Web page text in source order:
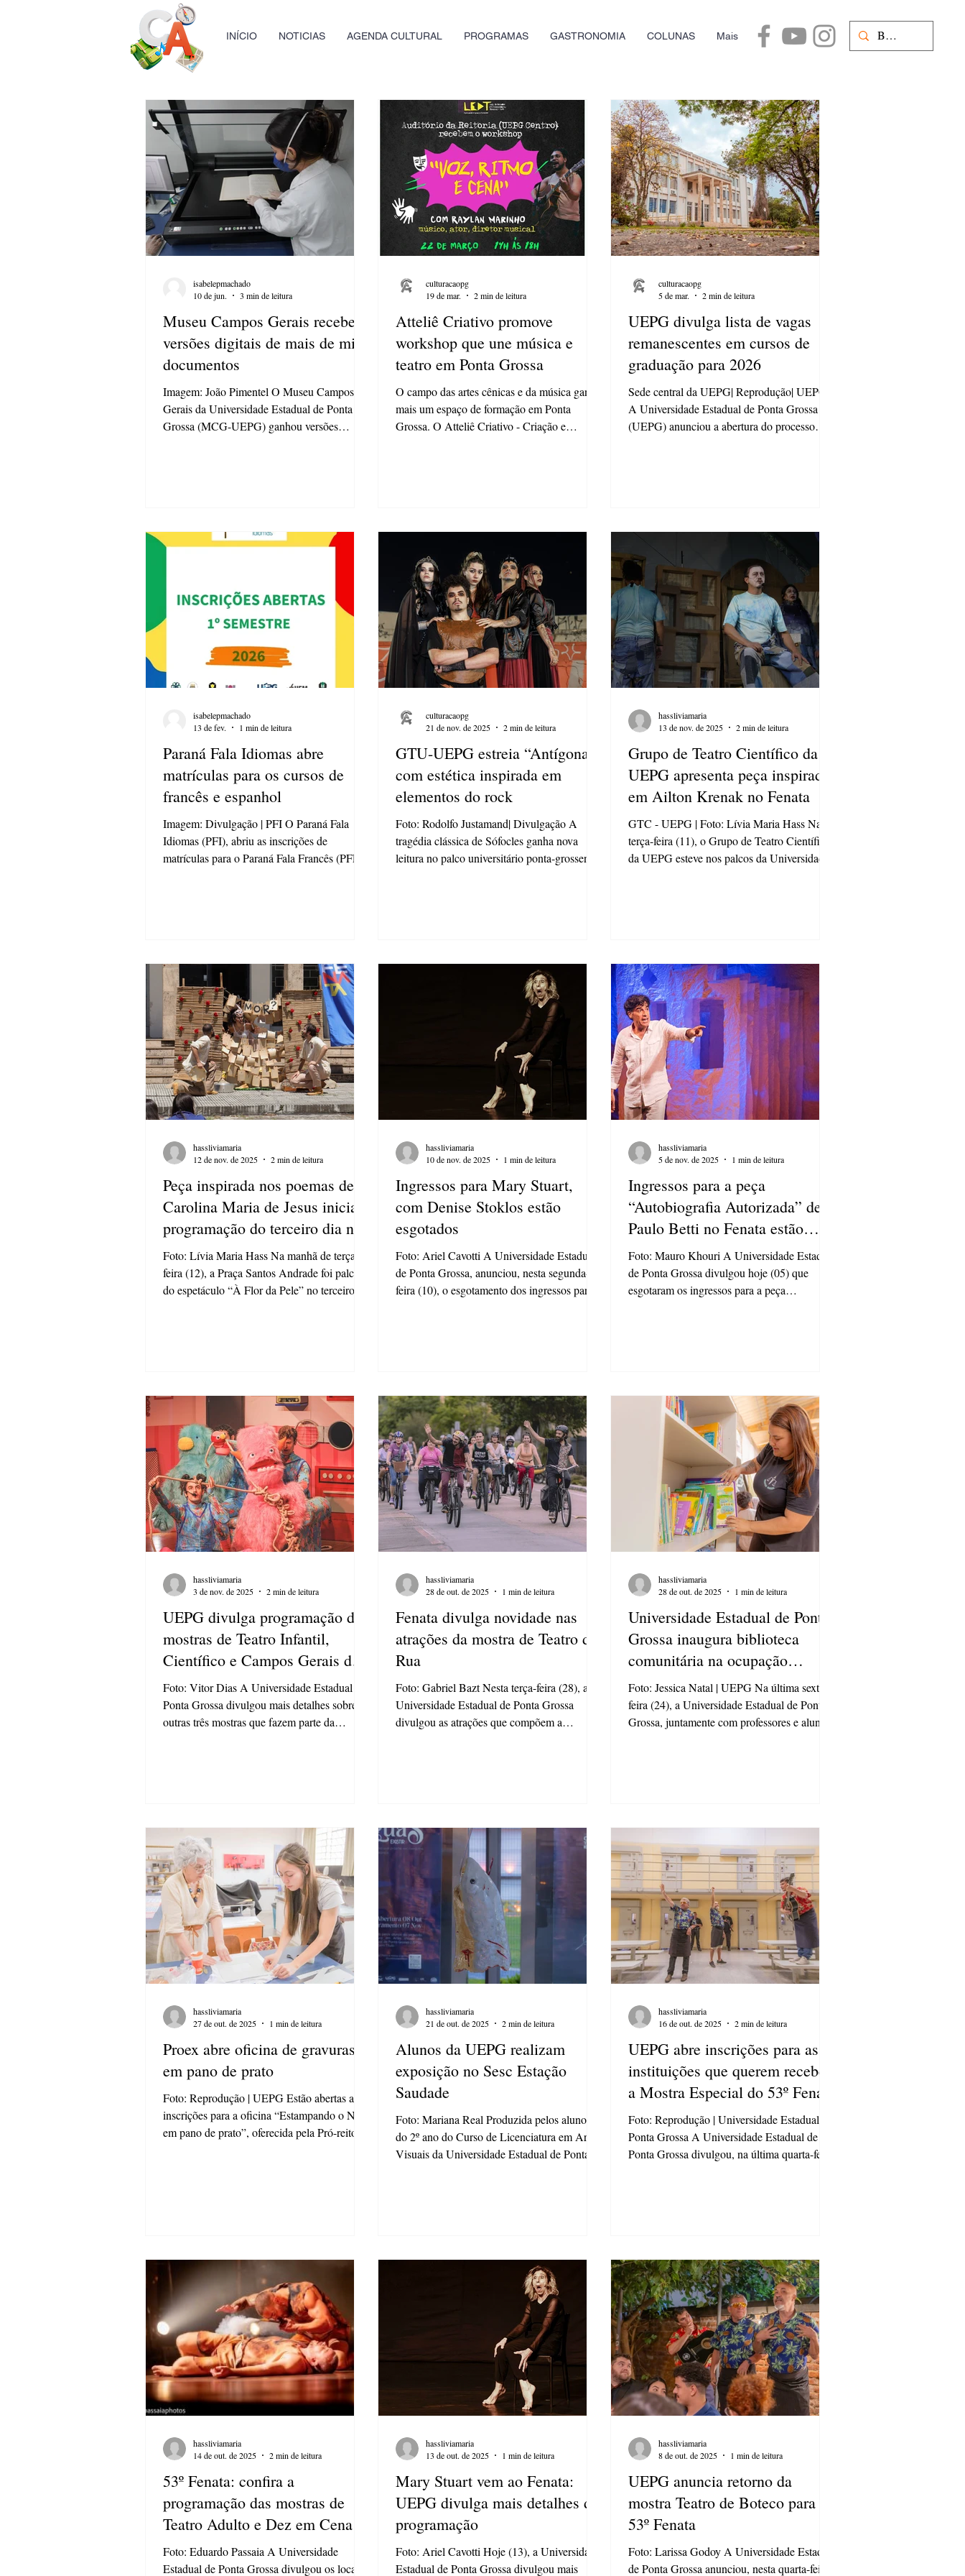
INÍCIO NOTICIAS AGENDA CULTURAL PROGRAMAS GASTRONOMIA COLUNAS Mais
Museu Campos Gerais recebe
versões digitais de mais de mil
documentos
Imagem: João Pimentel O Museu Campos
Gerais da Universidade Estadual de Ponta
Grossa (MCG-UEPG) ganhou versões
Blanc de Fomento à Cultura. Com a
conclusão da etapa de digitalização, o
isabelepmachado
10 de jun.
3 min de leitura
Atteliê Criativo promove
workshop que une música e
teatro em Ponta Grossa
O campo das artes cênicas e da música ganha
mais um espaço de formação em Ponta
Grossa. O Atteliê Criativo - Criação e
Teatral -Quinta Edição” e propõe uma
atuação. A oficina tem como foco investigar
como os elementos musicais se
culturacaopg
19 de mar.
2 min de leitura
UEPG divulga lista de vagas
remanescentes em cursos de
graduação para 2026
Sede central da UEPG| Reprodução| UEPG
A Universidade Estadual de Ponta Grossa
(UEPG) anunciou a abertura do processo
seleção. As inscrições acontecem em etapa
única, com início às 10h do dia 12 de março e
encerramento às 17h do dia 16 de março de
2026. Todo o processo seguir
culturacaopg
5 de mar.
2 min de leitura
Paraná Fala Idiomas abre
matrículas para os cursos de
francês e espanhol
Imagem: Divulgação | PFI O Paraná Fala
Idiomas (PFI), abriu as inscrições de
matrículas para o Paraná Fala Francês (PFF) e
universitários que possuem vínculo com a
UEPG ou outra universidade estadual do
Paraná. O curso de francês ofertará nove
turmas, enquanto o cur
isabelepmachado
13 de fev.
1 min de leitura
GTU-UEPG estreia “Antígona”
com estética inspirada em
elementos do rock
Foto: Rodolfo Justamand| Divulgação A
tragédia clássica de Sófocles ganha nova
leitura no palco universitário ponta-grossense.
“Antígona” , obra escrita no século V a.C. e
considerada um marco do teatro grego.
Integrante da chamada “Trilogia Tebana”, ao
lado de “Édipo Rei” e “Édipo em Colono
culturacaopg
21 de nov. de 2025
2 min de leitura
Grupo de Teatro Científico da
UEPG apresenta peça inspirada
em Ailton Krenak no Fenata
GTC - UEPG | Foto: Lívia Maria Hass Na
terça-feira (11), o Grupo de Teatro Científico
da UEPG esteve nos palcos da Universidade
dia do Festival Nacional de Teatro (Fenata),
no palco Noite Estrelada, às 18h. A peça
conta a história de um aluno e um professor
que
hassliviamaria
13 de nov. de 2025
2 min de leitura
Peça inspirada nos poemas de
Carolina Maria de Jesus inicia a
programação do terceiro dia no
53º Fenata
Foto: Lívia Maria Hass Na manhã de terça-
feira (12), a Praça Santos Andrade foi palco
do espetáculo “À Flor da Pele” no terceiro dia
Grossa para prestigiar a mostra de Teatro de
Rua. Inspirados pela obra Quarto de Despejo
de Carolina Maria de Jesus, o grupo APanelA
de Riberião
hassliviamaria
12 de nov. de 2025
2 min de leitura
Ingressos para Mary Stuart,
com Denise Stoklos estão
esgotados
Foto: Ariel Cavotti A Universidade Estadual
de Ponta Grossa, anunciou, nesta segunda-
feira (10), o esgotamento dos ingressos para a
dirigido e interpretado por Denise Stoklos, o
espetáculo já foi apresentado em dezenas de
países. A peça resgata a disputa pelo trono da
hassliviamaria
10 de nov. de 2025
1 min de leitura
Ingressos para a peça
“Autobiografia Autorizada” de
Paulo Betti no Fenata estão
esgotados
Foto: Mauro Khouri A Universidade Estadual
de Ponta Grossa divulgou hoje (05) que
esgotaram os ingressos para a peça
Teatro Ópera. A mesma data é marcada pela
oficina de atuação ministrada pelo ator, que
acontece no Museu dos Campos Gerais
(MCG) e que também está
hassliviamaria
5 de nov. de 2025
1 min de leitura
UEPG divulga programação das
mostras de Teatro Infantil,
Científico e Campos Gerais do
53º Fenata
Foto: Vitor Dias A Universidade Estadual de
Ponta Grossa divulgou mais detalhes sobre
outras três mostras que fazem parte da
culturais voltadas a diferentes públicos. A
mostra de Teatro Infantil vai acontecer no
período da tarde durante os dias de festival no
Cine-Teatro
hassliviamaria
3 de nov. de 2025
2 min de leitura
Fenata divulga novidade nas
atrações da mostra de Teatro de
Rua
Foto: Gabriel Bazt Nesta terça-feira (28), a
Universidade Estadual de Ponta Grossa
divulgou as atrações que compõem a
Afetivos”, que percorre as vias de Ponta
Grossa, transformando-as no cenário. A
história, contada por Cadu Cinelli, será
apresentada para uma plateia de
hassliviamaria
28 de out. de 2025
1 min de leitura
Universidade Estadual de Ponta
Grossa inaugura biblioteca
comunitária na ocupação
Ericson John Duarte
Foto: Jessica Natal | UEPG Na última sexta-
feira (24), a Universidade Estadual de Ponta
Grossa, juntamente com professores e alunos
Graduação em Ciências Sociais Aplicadas
(PPGCSA) em contato com a comunidade
local. A biblioteca é um projeto que teve
início com as alunas Amanda Aparecida
Siebre,
hassliviamaria
28 de out. de 2025
1 min de leitura
Proex abre oficina de gravuras
em pano de prato
Foto: Reprodução | UEPG Estão abertas as
inscrições para a oficina “Estampando o Natal
em pano de prato”, oferecida pela Pró-reitoria
técnicas manuais e acessíveis da estamparia.
Os e
hassliviamaria
27 de out. de 2025
1 min de leitura
Alunos da UEPG realizam
exposição no Sesc Estação
Saudade
Foto: Mariana Real Produzida pelos alunos
do 2º ano do Curso de Licenciatura em Artes
Visuais da Universidade Estadual de Ponta
passado, o presente e o futuro dos oceanos .
linguagens diversas, como pintura, instalações
hassliviamaria
21 de out. de 2025
2 min de leitura
UEPG abre inscrições para as
instituições que querem receber
a Mostra Especial do 53º Fenata
Foto: Reprodução | Universidade Estadual de
Ponta Grossa A Universidade Estadual de
Ponta Grossa divulgou, na última quarta-feira
itinerante, criando palcos nos locais e
formando novas gerações de espectadores.
Neste ano, a Mostra Especial contará com
uma progra
hassliviamaria
16 de out. de 2025
2 min de leitura
53º Fenata: confira a
programação das mostras de
Teatro Adulto e Dez em Cena
Foto: Eduardo Passaia A Universidade
Estadual de Ponta Grossa divulgou os locais e
hassliviamaria
14 de out. de 2025
2 min de leitura
Mary Stuart vem ao Fenata:
UEPG divulga mais detalhes da
programação
Foto: Ariel Cavotti Hoje (13), a Universidade
Estadual de Ponta Grossa divulgou mais
hassliviamaria
13 de out. de 2025
1 min de leitura
UEPG anuncia retorno da
mostra Teatro de Boteco para o
53º Fenata
Foto: Larissa Godoy A Universidade Estadual
de Ponta Grossa anunciou, nesta quarta-feira
hassliviamaria
8 de out. de 2025
1 min de leitura